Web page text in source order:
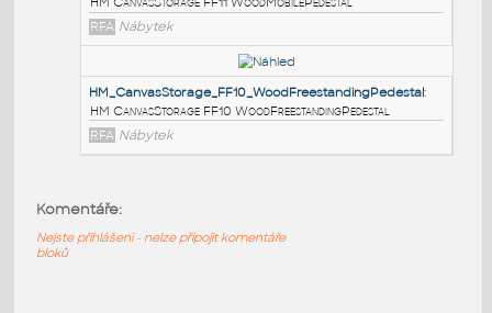
RFA Nábytek
HM CanvasStorage FF20 WoodFreestandingLateralFile
RFA Nábytek
HM_CanvasStorage_FF11_WoodMobilePedestal
HM CanvasStorage FF11 WoodMobilePedestal
Komentáře:
Nejste přihlášeni - nelze připojit komentáře
bloků